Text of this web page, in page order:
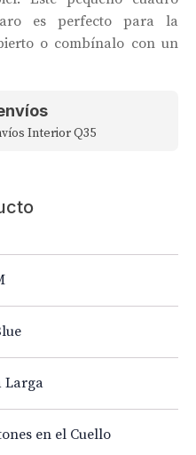
es perfecto para la
o combínalo con un
Interior Q35
Larga
en el Cuello